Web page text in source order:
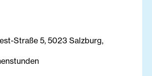
Straße 5, 5023 Salzburg,